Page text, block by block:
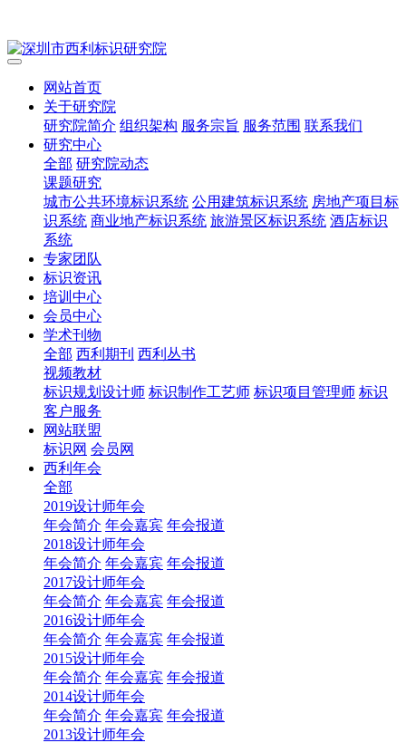
网站首页
关于研究院
研究院简介 组织架构 服务宗旨 服务范围 联系我们
研究中心
全部 研究院动态
课题研究
城市公共环境标识系统 公用建筑标识系统 房地产项目标
识系统 商业地产标识系统 旅游景区标识系统 酒店标识
系统
专家团队
标识资讯
培训中心
会员中心
学术刊物
全部 西利期刊 西利丛书
视频教材
标识规划设计师 标识制作工艺师 标识项目管理师 标识
客户服务
网站联盟
标识网 会员网
西利年会
全部
2019设计师年会
年会简介 年会嘉宾 年会报道
2018设计师年会
年会简介 年会嘉宾 年会报道
2017设计师年会
年会简介 年会嘉宾 年会报道
2016设计师年会
年会简介 年会嘉宾 年会报道
2015设计师年会
年会简介 年会嘉宾 年会报道
2014设计师年会
年会简介 年会嘉宾 年会报道
2013设计师年会